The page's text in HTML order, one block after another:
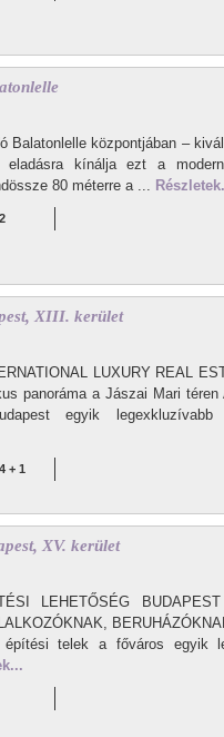
Balatonlelle központjában –
eladásra kínálja ezt a
80 méterre a ...
XIII. kerület
LUXURY REAL
panoráma a Jászai Mari téren
egyik
+ 1
XV. kerület
LEHETŐSÉG
építési telek a főváros egyik